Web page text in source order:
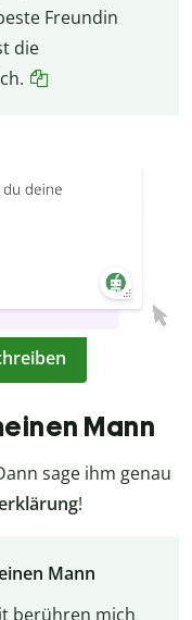
Freundin
die
Mann
sage ihm genau
!
Mann
berühren mich